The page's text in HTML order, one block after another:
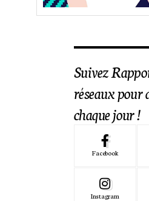
Suivez
réseaux pour
chaque jour !
Facebook
Instagram